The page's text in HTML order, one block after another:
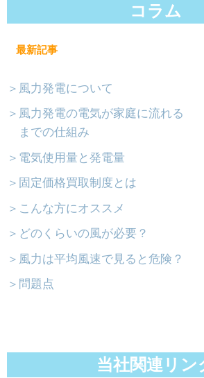
コラム
最新記事
＞風力発電について
＞風力発電の電気が家庭に流れる
までの仕組み
＞電気使用量と発電量
＞固定価格買取制度とは
＞こんな方にオススメ
＞どのくらいの風が必要？
＞風力は平均風速で見ると危険？
＞問題点
当社関連リン